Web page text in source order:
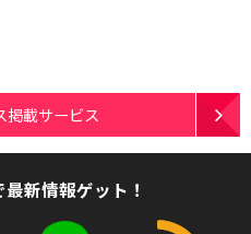
掲載サービス
新情報ゲット！